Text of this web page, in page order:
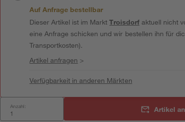
Auf Anfrage bestellbar
Dieser Artikel ist im MarktTroisdorfaktuell nicht
eine Anfrage schicken und wir bestellen ihn für
Transportkosten).
Artikel anfragen >
Verfügbarkeit in anderen Märkten
Anzahl: Artikel